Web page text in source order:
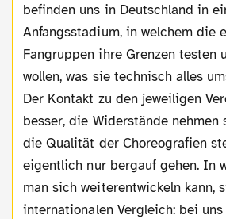
befinden uns in Deutschland in
Anfangsstadium, in welchem die
Fangruppen ihre Grenzen testen
wollen, was sie technisch alles
Der Kontakt zu den jeweiligen
besser, die Widerstände nehmen
die Qualität der Choreografien
eigentlich nur bergauf gehen. In
man sich weiterentwickeln kann,
internationalen Vergleich: bei